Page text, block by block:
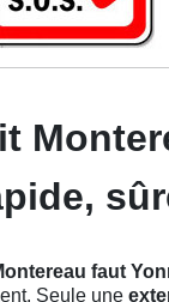
faut
Seule une